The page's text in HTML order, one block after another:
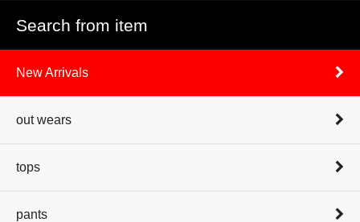
Search from item
New Arrivals
out wears
tops
pants